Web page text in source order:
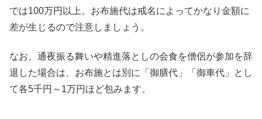
では100万円以上。お布施代は戒名によってかなり金額に
差が生じるので注意しましょう。
なお、通夜振る舞いや精進落としの会食を僧侶が参加を辞
退した場合は、お布施とは別に「御膳代」「御車代」とし
て各5千円～1万円ほど包みます。